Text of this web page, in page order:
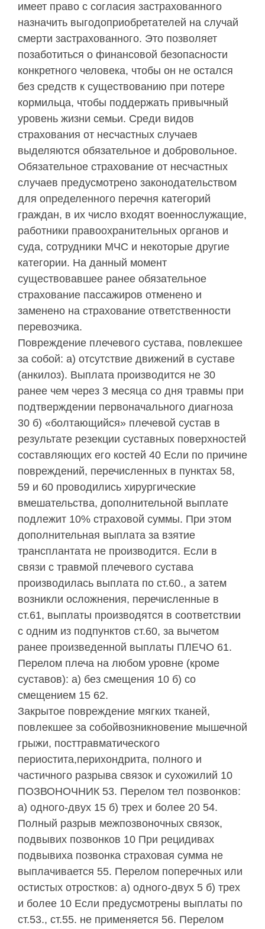
имеет право с согласия застрахованного
назначить выгодоприобретателей на случай
смерти застрахованного. Это позволяет
позаботиться о финансовой безопасности
конкретного человека, чтобы он не остался
без средств к существованию при потере
кормильца, чтобы поддержать привычный
уровень жизни семьи. Среди видов
страхования от несчастных случаев
выделяются обязательное и добровольное.
Обязательное страхование от несчастных
случаев предусмотрено законодательством
для определенного перечня категорий
граждан, в их число входят военнослужащие,
работники правоохранительных органов и
суда, сотрудники МЧС и некоторые другие
категории. На данный момент
существовавшее ранее обязательное
страхование пассажиров отменено и
заменено на страхование ответственности
перевозчика.
Повреждение плечевого сустава, повлекшее
за собой: а) отсутствие движений в суставе
(анкилоз). Выплата производится не 30
ранее чем через 3 месяца со дня травмы при
подтверждении первоначального диагноза
30 б) «болтающийся» плечевой сустав в
результате резекции суставных поверхностей
составляющих его костей 40 Если по причине
повреждений, перечисленных в пунктах 58,
59 и 60 проводились хирургические
вмешательства, дополнительной выплате
подлежит 10% страховой суммы. При этом
дополнительная выплата за взятие
трансплантата не производится. Если в
связи с травмой плечевого сустава
производилась выплата по ст.60., а затем
возникли осложнения, перечисленные в
ст.61, выплаты производятся в соответствии
с одним из подпунктов ст.60, за вычетом
ранее произведенной выплаты ПЛЕЧО 61.
Перелом плеча на любом уровне (кроме
суставов): а) без смещения 10 б) со
смещением 15 62.
Закрытое повреждение мягких тканей,
повлекшее за собойвозникновение мышечной
грыжи, посттравматического
периостита,перихондрита, полного и
частичного разрыва связок и сухожилий 10
ПОЗВОНОЧНИК 53. Перелом тел позвонков:
а) одного-двух 15 б) трех и более 20 54.
Полный разрыв межпозвоночных связок,
подвывих позвонков 10 При рецидивах
подвывиха позвонка страховая сумма не
выплачивается 55. Перелом поперечных или
остистых отростков: а) одного-двух 5 б) трех
и более 10 Если предусмотрены выплаты по
ст.53., ст.55. не применяется 56. Перелом